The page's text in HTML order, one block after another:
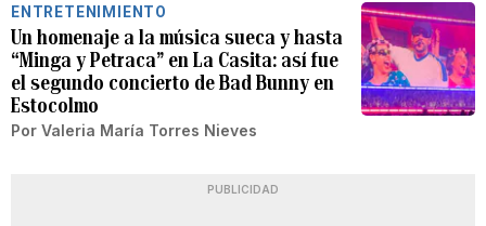
ENTRETENIMIENTO
Un homenaje a la música sueca y hasta
“Minga y Petraca” en La Casita: así fue
el segundo concierto de Bad Bunny en
Estocolmo
Por Valeria María Torres Nieves
PUBLICIDAD